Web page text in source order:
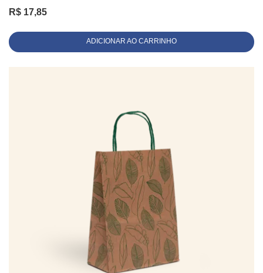
R$ 17,85
ADICIONAR AO CARRINHO